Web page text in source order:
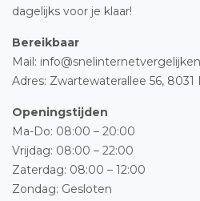
dagelijks voor je klaar!
Bereikbaar
Mail:
Adres: Zwartewaterallee 56, 8031
Openingstijden
Ma-Do: 08:00 – 20:00
Vrijdag: 08:00 – 22:00
Zaterdag: 08:00 – 12:00
Zondag: Gesloten